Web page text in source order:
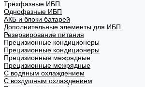
Трёхфазные ИБП
Однофазные ИБП
АКБ и блоки батарей
Дополнительные элементы для ИБП
Резервирование питания
Прецизионные кондиционеры
Прецизионные кондиционеры
Прецизионные межрядные
Прецизионные межрядные
С водяным охлаждением
С воздушным охлаждением